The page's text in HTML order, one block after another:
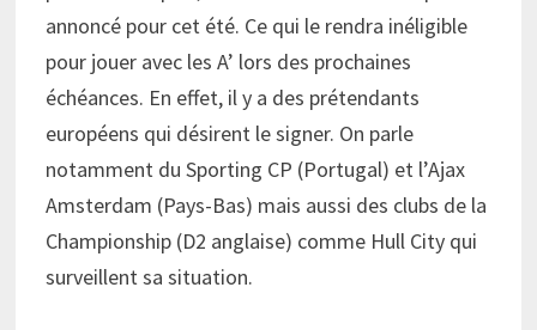
annoncé pour cet été. Ce qui le rendra inéligible
pour jouer avec les A’ lors des prochaines
échéances. En effet, il y a des prétendants
européens qui désirent le signer. On parle
notamment du Sporting CP (Portugal) et l’Ajax
Amsterdam (Pays-Bas) mais aussi des clubs de la
Championship (D2 anglaise) comme Hull City qui
surveillent sa situation.